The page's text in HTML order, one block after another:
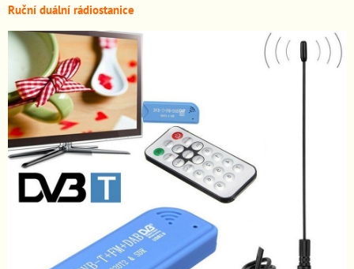
Ruční duální rádiostanice